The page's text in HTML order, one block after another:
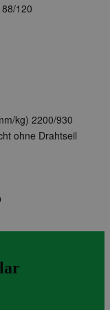
120
kg) 2200/930
ohne Drahtseil